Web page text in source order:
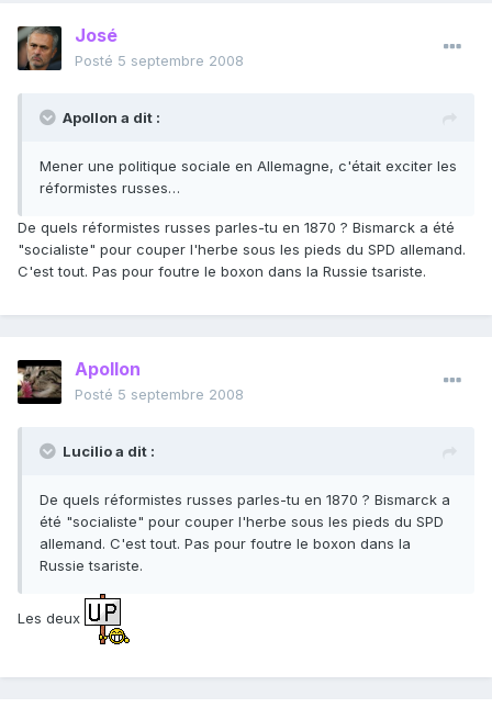
José
Posté 5 septembre 2008
Apollon a dit :
Mener une politique sociale en Allemagne, c'était exciter les
réformistes russes…
De quels réformistes russes parles-tu en 1870 ? Bismarck a été
"socialiste" pour couper l'herbe sous les pieds du SPD allemand.
C'est tout. Pas pour foutre le boxon dans la Russie tsariste.
Apollon
Posté 5 septembre 2008
Lucilio a dit :
De quels réformistes russes parles-tu en 1870 ? Bismarck a
été "socialiste" pour couper l'herbe sous les pieds du SPD
allemand. C'est tout. Pas pour foutre le boxon dans la
Russie tsariste.
Les deux